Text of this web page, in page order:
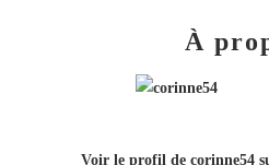
À
Voir le profil decorinne54